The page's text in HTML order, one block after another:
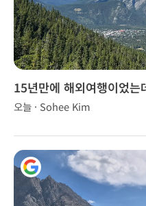
15년만에 해외여행이었
만들었습니다.
오늘 · Sohee Kim